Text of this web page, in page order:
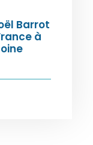
Barrot
à